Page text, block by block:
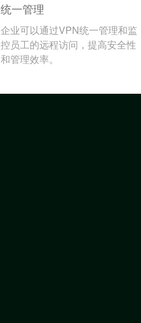
统一管理
企业可以通过VPN统一管理和监
控员工的远程访问，提高安全性
和管理效率。